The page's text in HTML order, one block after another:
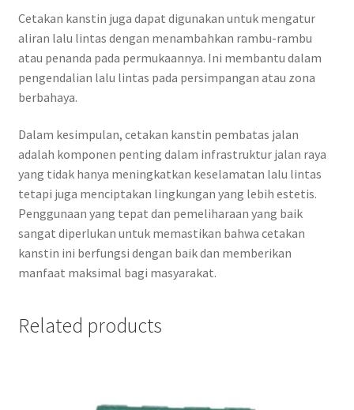
Cetakan kanstin juga dapat digunakan untuk mengatur
aliran lalu lintas dengan menambahkan rambu-rambu
atau penanda pada permukaannya. Ini membantu dalam
pengendalian lalu lintas pada persimpangan atau zona
berbahaya.
Dalam kesimpulan, cetakan kanstin pembatas jalan
adalah komponen penting dalam infrastruktur jalan raya
yang tidak hanya meningkatkan keselamatan lalu lintas
tetapi juga menciptakan lingkungan yang lebih estetis.
Penggunaan yang tepat dan pemeliharaan yang baik
sangat diperlukan untuk memastikan bahwa cetakan
kanstin ini berfungsi dengan baik dan memberikan
manfaat maksimal bagi masyarakat.
Related products